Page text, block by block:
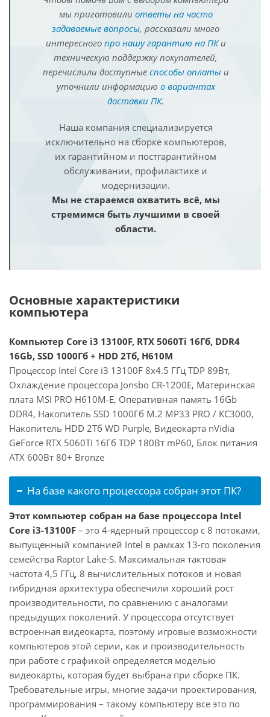
мы приготовили ответы на часто
задаваемые вопросы, рассказали много
интересного про нашу гарантию на ПКи
техническую поддержку покупателей,
перечислили доступные способы оплатыи
уточнили информацию о вариантах
доставки ПК.
Наша компания специализируется
исключительно на сборке компьютеров,
их гарантийном и постгарантийном
обслуживании, профилактике и
модернизации.
Мы не стараемся охватить всё, мы
стремимся быть лучшими в своей
области.
Основные характеристики
компьютера
Компьютер Core i3 13100F, RTX 5060Ti 16Гб, DDR4
16Gb, SSD 1000Гб + HDD 2Тб, H610M
Процессор Intel Core i3 13100F 8x4.5 ГГц TDP 89Вт,
Охлаждение процессора Jonsbo CR-1200E, Материнская
плата MSI PRO H610M-E, Оперативная память 16Gb
DDR4, Накопитель SSD 1000Гб M.2 MP33 PRO / KC3000,
Накопитель HDD 2Тб WD Purple, Видеокарта nVidia
GeForce RTX 5060Ti 16Гб TDP 180Вт mP60, Блок питания
ATX 600Вт 80+ Bronze
На базе какого процессора собран этот ПК?
Этот компьютер собран на базе процессора Intel
Core i3-13100F – это 4-ядерный процессор с 8 потоками,
выпущенный компанией Intel в рамках 13-го поколения
семейства Raptor Lake-S. Максимальная тактовая
частота 4,5 ГГц, 8 вычислительных потоков и новая
гибридная архитектура обеспечили хороший рост
производительности, по сравнению с аналогами
предыдущих поколений. У процессора отсутствует
встроенная видеокарта, поэтому игровые возможности
компьютеров этой серии, как и производительность
при работе с графикой определяется моделью
видеокарты, которая будет выбрана при сборке ПК.
Требовательные игры, многие задачи проектирования,
программирования – такому компьютеру все это по